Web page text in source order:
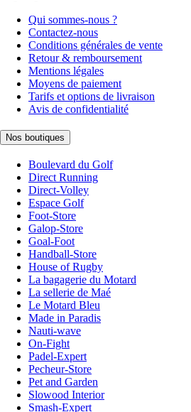
Qui sommes-nous ?
Contactez-nous
Conditions générales de vente
Retour & remboursement
Mentions légales
Moyens de paiement
Tarifs et options de livraison
Avis de confidentialité
Nos boutiques
Boulevard du Golf
Direct Running
Direct-Volley
Espace Golf
Foot-Store
Galop-Store
Goal-Foot
Handball-Store
House of Rugby
La bagagerie du Motard
La sellerie de Maé
Le Motard Bleu
Made in Paradis
Nauti-wave
On-Fight
Padel-Expert
Pecheur-Store
Pet and Garden
Slowood Interior
Smash-Expert